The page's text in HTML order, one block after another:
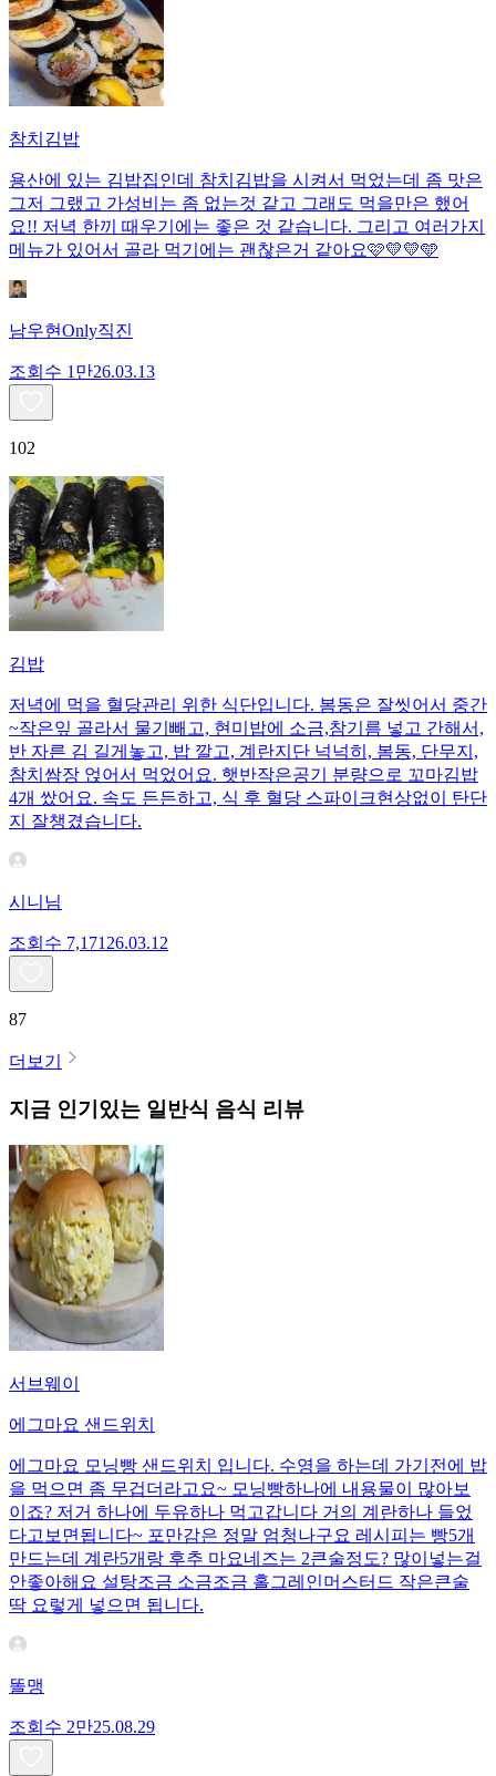
참치김밥
용산에 있는 김밥집인데 참치김밥을 시켜서 먹었는데 좀 맛은
그저 그랬고 가성비는 좀 없는것 같고 그래도 먹을만은 했어
요!! 저녁 한끼 때우기에는 좋은 것 같습니다. 그리고 여러가지
메뉴가 있어서 골라 먹기에는 괜찮은거 같아요🩷💛💛🩵
남우현Only직진
조회수 1만26.03.13
102
김밥
저녁에 먹을 혈당관리 위한 식단입니다. 봄동은 잘씻어서 중간
~작은잎 골라서 물기빼고, 현미밥에 소금,참기름 넣고 간해서,
반 자른 김 길게놓고, 밥 깔고, 계란지단 넉넉히, 봄동, 단무지,
참치쌈장 얹어서 먹었어요. 햇반작은공기 분량으로 꼬마김밥
4개 쌌어요. 속도 든든하고, 식 후 혈당 스파이크현상없이 탄단
지 잘챙겼습니다.
시니님
조회수 7,171 26.03.12
87
더보기
지금 인기있는 일반식 음식 리뷰
서브웨이
에그마요 샌드위치
에그마요 모닝빵 샌드위치 입니다. 수영을 하는데 가기전에 밥
을 먹으면 좀 무겁더라고요~ 모닝빵하나에 내용물이 많아보
이죠? 저거 하나에 두유하나 먹고갑니다 거의 계란하나 들었
다고보면됩니다~ 포만감은 정말 엄청나구요 레시피는 빵5개
만드는데 계란5개랑 후추 마요네즈는 2큰술정도? 많이넣는걸
안좋아해요 설탕조금 소금조금 홀그레인머스터드 작은큰술
딱 요렇게 넣으면 됩니다.
똘맹
조회수 2만25.08.29